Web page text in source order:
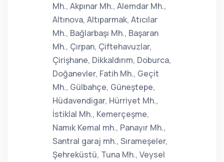
Mh., Akpınar Mh., Alemdar Mh.,
Altınova, Altıparmak, Atıcılar
Mh., Bağlarbaşı Mh., Başaran
Mh., Çırpan, Çiftehavuzlar,
Çirişhane, Dikkaldırım, Doburca,
Doğanevler, Fatih Mh., Geçit
Mh., Gülbahçe, Güneştepe,
Hüdavendigar, Hürriyet Mh.,
İstiklal Mh., Kemerçeşme,
Namık Kemal mh., Panayır Mh.,
Santral garaj mh., Sırameşeler,
Şehreküstü, Tuna Mh., Veysel